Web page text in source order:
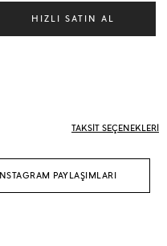
TAKSİT SEÇENEKLERİ
INSTAGRAM PAYLAŞIMLARI